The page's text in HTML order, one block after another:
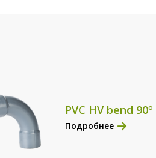
PVC HV bend
Подробнее